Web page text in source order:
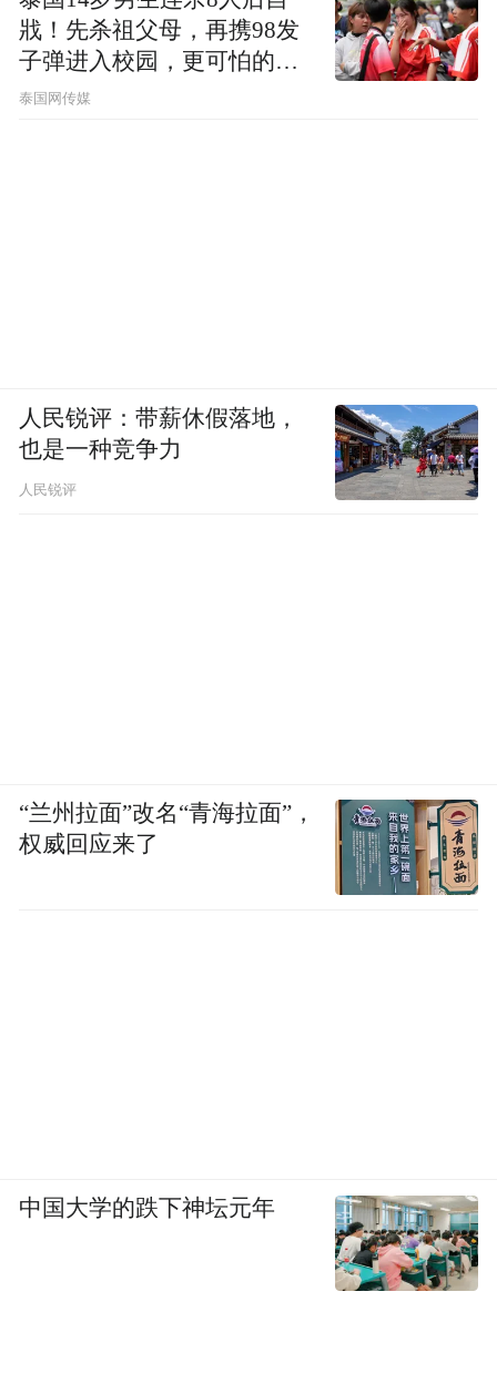
戕！先杀祖父母，再携98发
子弹进入校园，更可怕的细
节公布了
泰国网传媒
人民锐评：带薪休假落地，
也是一种竞争力
人民锐评
“兰州拉面”改名“青海拉面”，
权威回应来了
中国大学的跌下神坛元年